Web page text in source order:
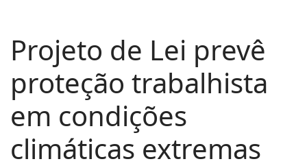
Projeto de Lei prevê
proteção trabalhista
em condições
climáticas extremas